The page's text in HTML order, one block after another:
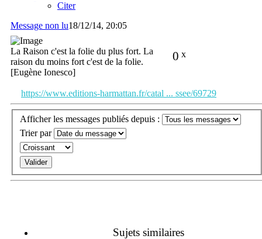
Citer
Message non lu18/12/14, 20:05
0 x
La Raison c'est la folie du plus fort. La
raison du moins fort c'est de la folie.
[Eugène Ionesco]
https://www.editions-harmattan.fr/catal ... ssee/69729
Afficher les messages publiés depuis :
Trier par
Sujets similaires